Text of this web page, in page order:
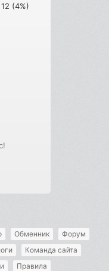
(4%)
Обменник
Форум
Команда сайта
Правила